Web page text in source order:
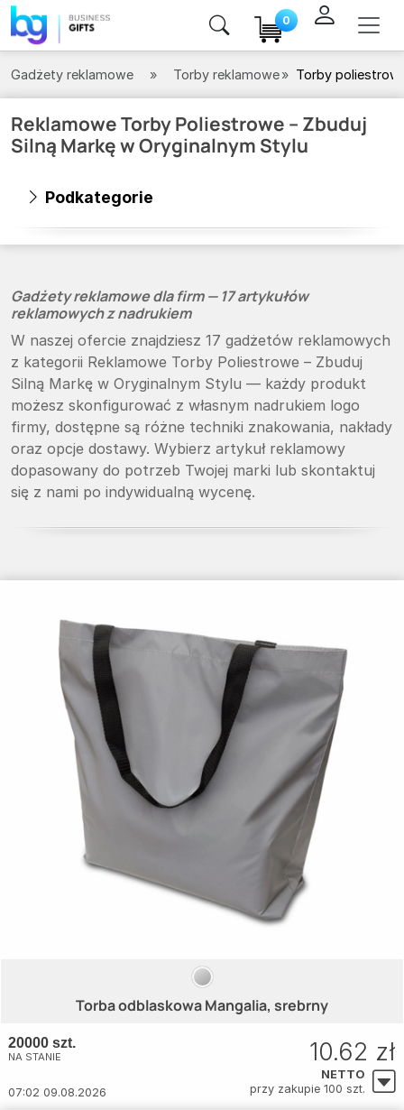
0
Gadżety reklamowe Torby reklamowe Torby
Reklamowe Torby Poliestrowe – Zbuduj
Silną Markę w Oryginalnym Stylu
Podkategorie
Gadżety reklamowe dla firm — 17 artykułów
reklamowych z nadrukiem
W naszej ofercie znajdziesz 17 gadżetów reklamowych
z kategorii Reklamowe Torby Poliestrowe – Zbuduj
Silną Markę w Oryginalnym Stylu — każdy produkt
możesz skonfigurować z własnym nadrukiem logo
firmy, dostępne są różne techniki znakowania, nakłady
oraz opcje dostawy. Wybierz artykuł reklamowy
dopasowany do potrzeb Twojej marki lub skontaktuj
się z nami po indywidualną wycenę.
Torba odblaskowa Mangalia, srebrny
20000 szt.
NA STANIE
07:02 09.08.2026
10.62 zł
NETTO
przy zakupie 100 szt.